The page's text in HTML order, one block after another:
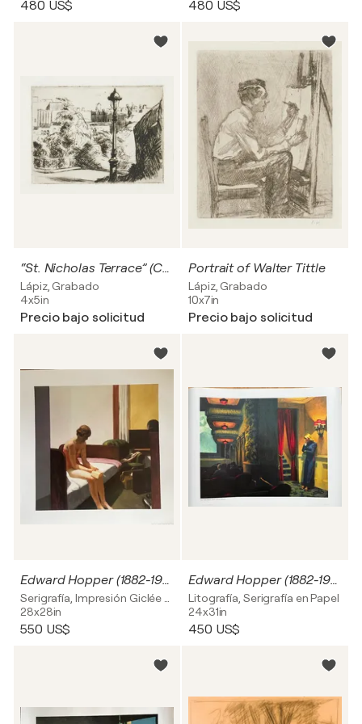
480 US$ 480 US$
“St. Nicholas Terrace” (Central Park on West Harlem, Manhattan, New York city)
Lápiz, Grabado
4x5in
Precio bajo solicitud
Portrait of Walter Tittle
Lápiz, Grabado
10x7in
Precio bajo solicitud
Edward Hopper (1882-1967), Hotel Room, 1931, Fudacion Coleccio Thyssen Bornemiasz, Printed in Belgium
28x28in
550 US$
Edward Hopper (1882-1967), New York Movie, 1939, SA100 copyright AKG, London..., Printed in Great Britain
Litografía, Serigrafía en Papel
24x31in
450 US$